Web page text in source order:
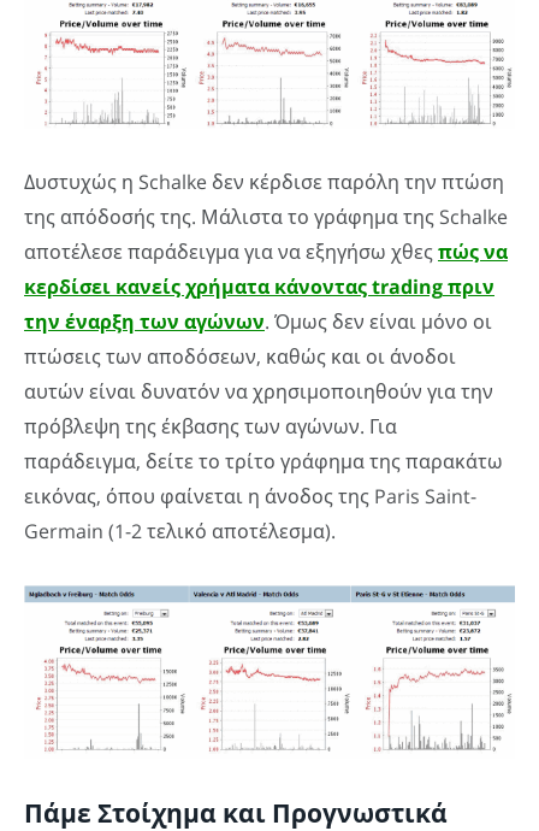
Δυστυχώς η Schalke δεν κέρδισε παρόλη την πτώση
της απόδοσής της. Μάλιστα το γράφημα της Schalke
αποτέλεσε παράδειγμα για να εξηγήσω χθεςπώς να
κερδίσει κανείς χρήματα κάνονταςtradingπριν
την έναρξη των αγώνων. Όμως δεν είναι μόνο οι
πτώσεις των αποδόσεων, καθώς και οι άνοδοι
αυτών είναι δυνατόν να χρησιμοποιηθούν για την
πρόβλεψη της έκβασης των αγώνων. Για
παράδειγμα, δείτε το τρίτο γράφημα της παρακάτω
εικόνας, όπου φαίνεται η άνοδος της Paris Saint-
Germain (1-2 τελικό αποτέλεσμα).
Πάμε Στοίχημα και Προγνωστικά